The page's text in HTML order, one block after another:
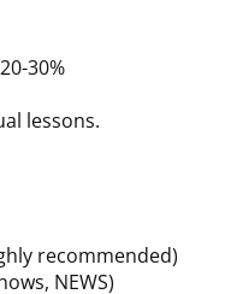
30%
lessons.
recommended)
NEWS)